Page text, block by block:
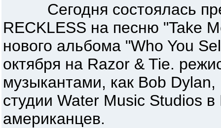
Сегодня состоялась
RECKLESS на песню "Take
нового альбома "Who You
октября на Razor & Tie.
музыкантами, как Bob
студии Water Music Studios
американцев.